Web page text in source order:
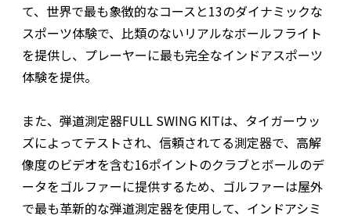
て、世界で最も象徴的なコースと13のダイナミックな
スポーツ体験で、比類のないリアルなボールフライト
を提供し、プレーヤーに最も完全なインドアスポーツ
体験を提供。
また、弾道測定器FULL SWING KITは、タイガーウッ
ズによってテストされ、信頼されてる測定器で、高解
像度のビデオを含む16ポイントのクラブとボールのデ
ータをゴルファーに提供するため、ゴルファーは屋外
で最も革新的な弾道測定器を使用して、インドアシミ